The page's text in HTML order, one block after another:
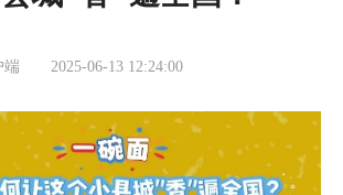
端 2025-06-13 12:24:00